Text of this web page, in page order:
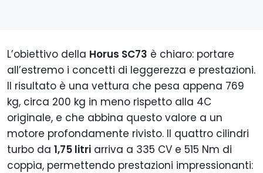
L’obiettivo della Horus SC73 è chiaro: portare
all’estremo i concetti di leggerezza e prestazioni.
Il risultato è una vettura che pesa appena 769
kg, circa 200 kg in meno rispetto alla 4C
originale, e che abbina questo valore a un
motore profondamente rivisto. Il quattro cilindri
turbo da 1,75 litri arriva a 335 CV e 515 Nm di
coppia, permettendo prestazioni impressionanti: